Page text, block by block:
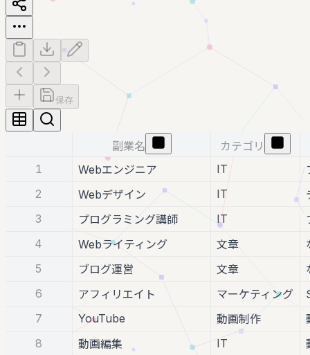
保存
副業名
カテゴリ
1
Webエンジニア IT
2
Webデザイン IT
3
プログラミング講師 IT
4
Webライティング 文章
5
ブログ運営 文章
6
アフィリエイト マーケティング
7
YouTube 動画制作
8
動画編集 IT